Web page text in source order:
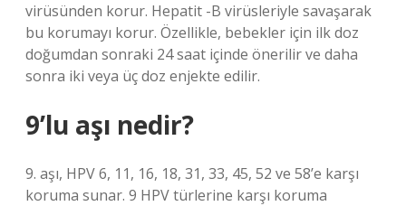
virüsünden korur. Hepatit -B virüsleriyle savaşarak
bu korumayı korur. Özellikle, bebekler için ilk doz
doğumdan sonraki 24 saat içinde önerilir ve daha
sonra iki veya üç doz enjekte edilir.
9’lu aşı nedir?
9. aşı, HPV 6, 11, 16, 18, 31, 33, 45, 52 ve 58’e karşı
koruma sunar. 9 HPV türlerine karşı koruma